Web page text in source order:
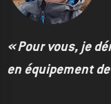
« Pour vous, je
en équipement